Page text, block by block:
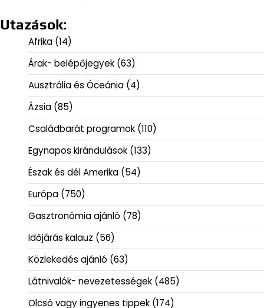
Utazások:
Afrika (14)
Árak- belépőjegyek (63)
Ausztrália és Óceánia (4)
Ázsia (85)
Családbarát programok (110)
Egynapos kirándulások (133)
Észak és dél Amerika (54)
Európa (750)
Gasztronómia ajánló (78)
Időjárás kalauz (56)
Közlekedés ajánló (63)
Látnivalók- nevezetességek (485)
Olcsó vagy ingyenes tippek (174)